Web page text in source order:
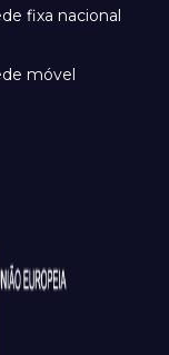
fixa nacional
móvel